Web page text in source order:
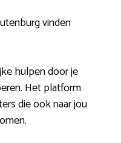
vinden
hulpen door je
Het platform
die ook naar jou